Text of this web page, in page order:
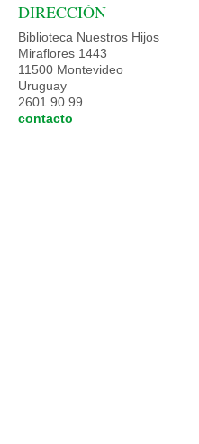
DIRECCIÓN
Biblioteca Nuestros Hijos
Miraflores 1443
11500 Montevideo
Uruguay
2601 90 99
contacto